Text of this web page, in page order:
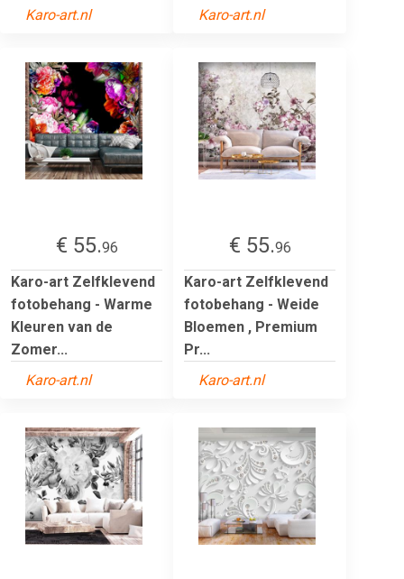
Karo-art.nl
Karo-art.nl
€ 55.96
Karo-art Zelfklevend
fotobehang - Warme
Kleuren van de
Zomer...
Karo-art.nl
€ 55.96
Karo-art Zelfklevend
fotobehang - Weide
Bloemen , Premium
Pr...
Karo-art.nl